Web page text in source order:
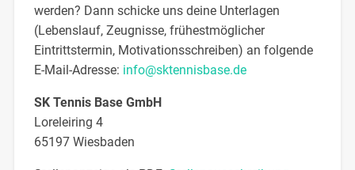
werden? Dann schicke uns deine Unterlagen
(Lebenslauf, Zeugnisse, frühestmöglicher
Eintrittstermin, Motivationsschreiben) an folgende
E-Mail-Adresse: info@sktennisbase.de
SK Tennis Base GmbH
Loreleiring 4
65197 Wiesbaden